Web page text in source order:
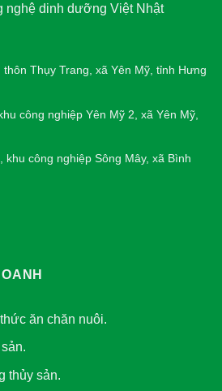
nghệ dinh dưỡng Việt Nhật
thôn Thụy Trang, xã Yên Mỹ, tỉnh Hưng
công nghiệp Yên Mỹ 2, xã Yên Mỹ,
công nghiệp Sông Mây, xã Bình
ăn chăn nuôi.
thủy sản.